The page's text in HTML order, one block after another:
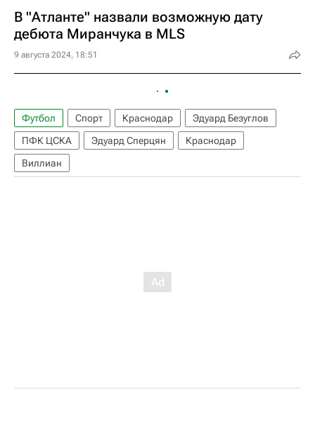
В "Атланте" назвали возможную дату
дебюта Миранчука в MLS
9 августа 2024, 18:51
Футбол Спорт Краснодар
Эдуард Безуглов
ПФК ЦСКА
Эдуард Сперцян
Краснодар
Виллиан